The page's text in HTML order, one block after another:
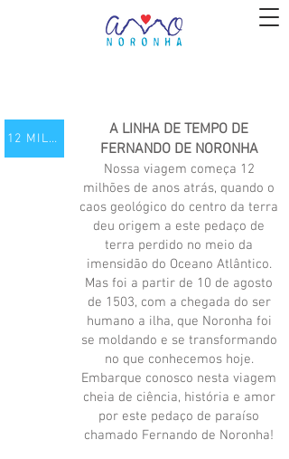
12 MILHÕES DE ANOS ATRÁS
A LINHA DE TEMPO DE
FERNANDO DE NORONHA
Nossa viagem começa 12
milhões de anos atrás, quando o
caos geológico do centro da terra
deu origem a este pedaço de
terra perdido no meio da
imensidão do Oceano Atlântico.
Mas foi a partir de 10 de agosto
de 1503, com a chegada do ser
humano a ilha, que Noronha foi
se moldando e se transformando
no que conhecemos hoje.
Embarque conosco nesta viagem
cheia de ciência, história e amor
por este pedaço de paraíso
chamado Fernando de Noronha!